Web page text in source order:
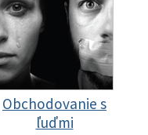
Obchodovanie s
ľuďmi